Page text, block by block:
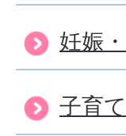
妊娠
子育て